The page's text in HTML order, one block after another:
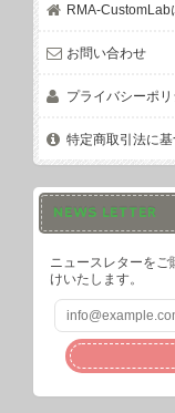
RMA-CustomLab
お問い合わせ
プライバシーポリ
特定商取引法に
NEWS LETTER
ニュースレターを
けいたします。